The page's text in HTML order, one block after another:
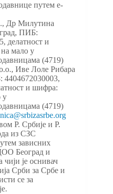
путем e-
Др Милутина
ПИБ:
делатност и
мало у
(4719)
Иве Лоле Рибара
4404672030003,
и шифра:
у
(4719)
Р. Србије и Р.
из СЗС
зависних
Београд и
је оснивач
Срби за Србе и
се за